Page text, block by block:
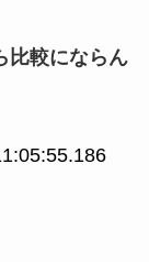
比較にならん